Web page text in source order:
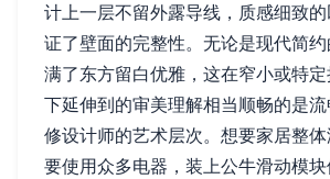
计上一层不留外露导线，质感细致
证了壁面的完整性。无论是现代简
满了东方留白优雅，这在窄小或特
下延伸到的审美理解相当顺畅的是
修设计师的艺术层次。想要家居整
要使用众多电器，装上公牛滑动模